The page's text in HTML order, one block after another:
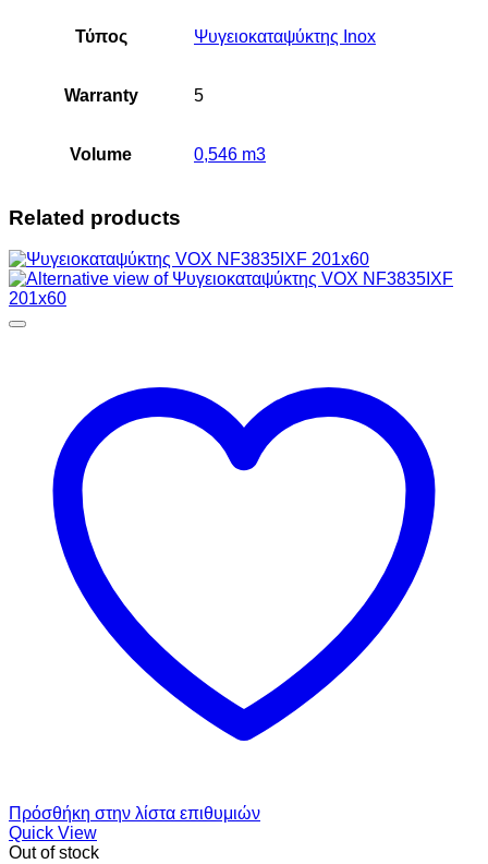
Τύπος Ψυγειοκαταψύκτης Inox
Warranty 5
Volume 0,546 m3
Related products
Πρόσθήκη στην λίστα επιθυμιών
Quick View
Out of stock